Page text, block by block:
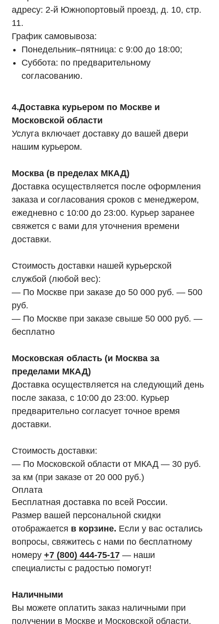
адресу: 2-й Южнопортовый проезд, д. 10, стр.
11.
График самовывоза:
Понедельник–пятница: с 9:00 до 18:00;
Суббота: по предварительному
согласованию.
4.Доставка курьером по Москве и
Московской области
Услуга включает доставку до вашей двери
нашим курьером.
Москва (в пределах МКАД)
Доставка осуществляется после оформления
заказа и согласования сроков с менеджером,
ежедневно с 10:00 до 23:00. Курьер заранее
свяжется с вами для уточнения времени
доставки.
Стоимость доставки нашей курьерской
службой (любой вес):
— По Москве при заказе до 50 000 руб. — 500
руб.
— По Москве при заказе свыше 50 000 руб. —
бесплатно
Московская область (и Москва за
пределами МКАД)
Доставка осуществляется на следующий день
после заказа, с 10:00 до 23:00. Курьер
предварительно согласует точное время
доставки.
Стоимость доставки:
— По Московской области от МКАД — 30 руб.
за км (при заказе от 20 000 руб.)
Оплата
Бесплатная доставка по всей России.
Размер вашей персональной скидки
отображается в корзине. Если у вас остались
вопросы, свяжитесь с нами по бесплатному
номеру +7 (800) 444-75-17 — наши
специалисты с радостью помогут!
Наличными
Вы можете оплатить заказ наличными при
получении в Москве и Московской области,
Мы являемся
дилером «HIDEN"
Телефон:
8 (800) 444-75-17
Почта:
info@ibp-hiden.ru
Оставьте заявку на подбор ИБП
и наши менеджеры помогут вам
подобрать подходящий вариант
Оставить заявку